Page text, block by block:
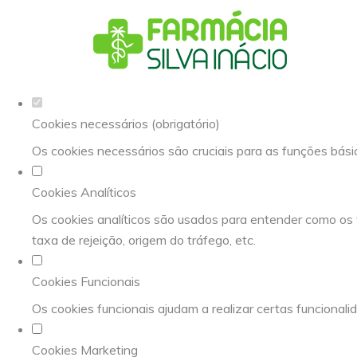
Defina as suas preferências de cookies
Este website utiliza cookies estritamente necessários,
política de privacidade e de Cookies
Cookies necessários (obrigatório)
Os cookies necessários são cruciais para as funções
Cookies Analíticos
Os cookies analíticos são usados para entender como
taxa de rejeição, origem do tráfego, etc.
Cookies Funcionais
Os cookies funcionais ajudam a realizar certas
Cookies Marketing